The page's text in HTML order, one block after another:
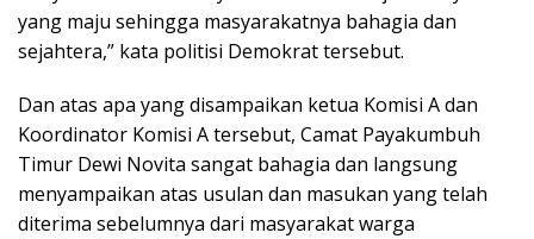
yang maju sehingga masyarakatnya bahagia dan
sejahtera,” kata politisi Demokrat tersebut.
Dan atas apa yang disampaikan ketua Komisi A dan
Koordinator Komisi A tersebut, Camat Payakumbuh
Timur Dewi Novita sangat bahagia dan langsung
menyampaikan atas usulan dan masukan yang telah
diterima sebelumnya dari masyarakat warga